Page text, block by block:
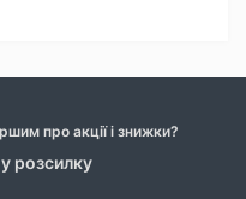
про акції і знижки?
розсилку